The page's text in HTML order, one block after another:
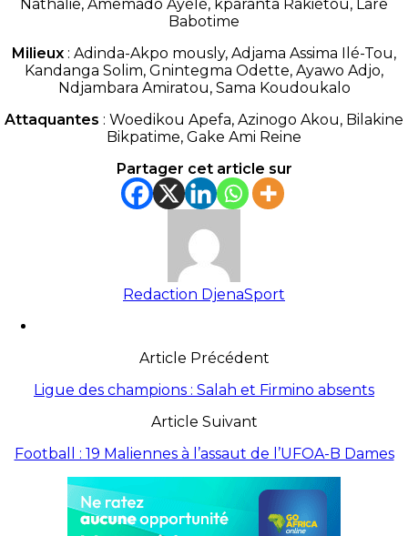
Nathalie, Amemado Ayélé, kparanta Rakiétou, Lare
Babotime
Milieux : Adinda-Akpo mously, Adjama Assima Ilé-Tou,
Kandanga Solim, Gnintegma Odette, Ayawo Adjo,
Ndjambara Amiratou, Sama Koudoukalo
Attaquantes : Woedikou Apefa, Azinogo Akou, Bilakine
Bikpatime, Gake Ami Reine
Partager cet article sur
Redaction DjenaSport
Article Précédent
Ligue des champions : Salah et Firmino absents
Article Suivant
Football : 19 Maliennes à l’assaut de l’UFOA-B Dames